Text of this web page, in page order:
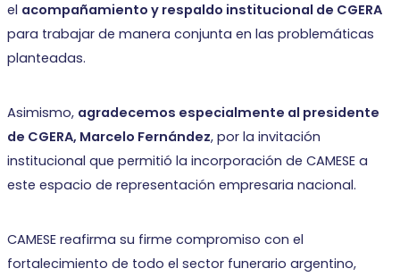
el acompañamiento y respaldo institucional de CGERA
para trabajar de manera conjunta en las problemáticas
planteadas.
Asimismo, agradecemos especialmente al presidente
de CGERA, Marcelo Fernández, por la invitación
institucional que permitió la incorporación de CAMESE a
este espacio de representación empresaria nacional.
CAMESE reafirma su firme compromiso con el
fortalecimiento de todo el sector funerario argentino,